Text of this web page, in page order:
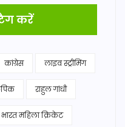
करें
कांग्रेस लाइव स्ट्रीमिंग
राहुल गांधी
भारत महिला क्रिकेट